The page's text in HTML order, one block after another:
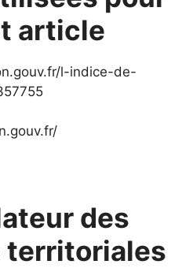
article
l-indice-de-
des
territoriales